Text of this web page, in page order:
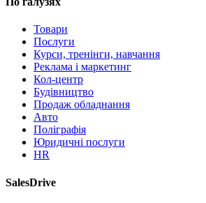
Товари
Послуги
Курси, тренінги, навчання
Реклама і маркетинг
Кол-центр
Будівництво
Продаж обладнання
Авто
Поліграфія
Юридичні послуги
HR
SalesDrive